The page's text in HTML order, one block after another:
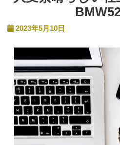
2023年5月10日